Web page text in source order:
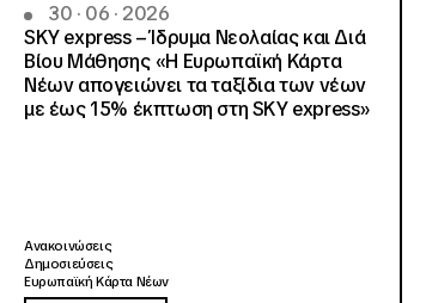
30 · 06 · 2026
SKY express – Ίδρυμα Νεολαίας και Διά
Βίου Μάθησης «Η Ευρωπαϊκή Κάρτα
Νέων απογειώνει τα ταξίδια των νέων
με έως 15% έκπτωση στη SKY express»
Ανακοινώσεις
Δημοσιεύσεις
Ευρωπαϊκή Κάρτα Νέων